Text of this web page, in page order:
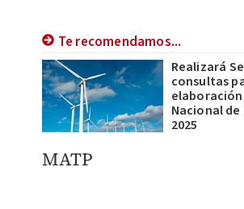
Te recomendamos...
Realizará
consultas
elaboración
Nacional
2025
MATP